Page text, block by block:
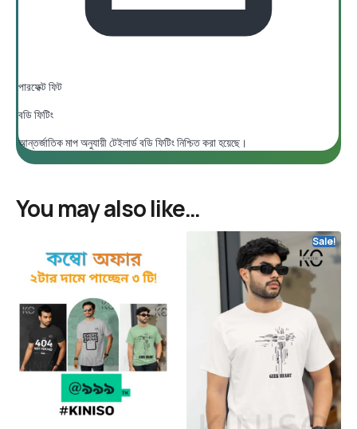
পারফেক্ট ফিট
বডি ফিটিং
আন্তর্জাতিক মাপ অনুযায়ী টেইলার্ড বডি ফিটিং নিশ্চিত করা হয়েছে।
You may also like…
Sale!